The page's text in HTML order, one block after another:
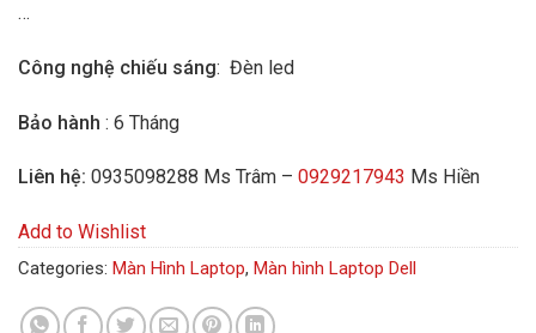
…
Công nghệ chiếu sáng: Đèn led
Bảo hành : 6 Tháng
Liên hệ: 0935098288 Ms Trâm – 0929217943 Ms Hiền
Add to Wishlist
Categories: Màn Hình Laptop, Màn hình Laptop Dell